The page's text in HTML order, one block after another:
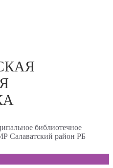
библиотечное
Салаватский район РБ